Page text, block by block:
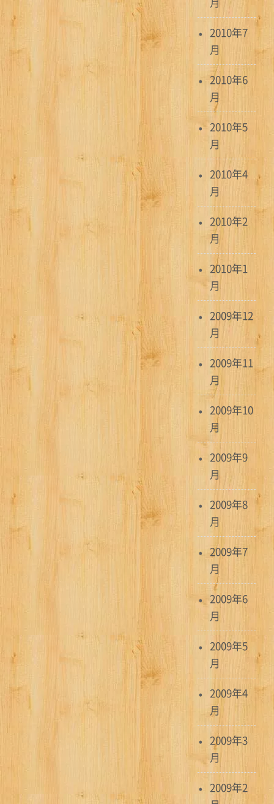
2010年7
月
2010年6
月
2010年5
月
2010年4
月
2010年2
月
2010年1
月
2009年12
月
2009年11
月
2009年10
月
2009年9
月
2009年8
月
2009年7
月
2009年6
月
2009年5
月
2009年4
月
2009年3
月
2009年2